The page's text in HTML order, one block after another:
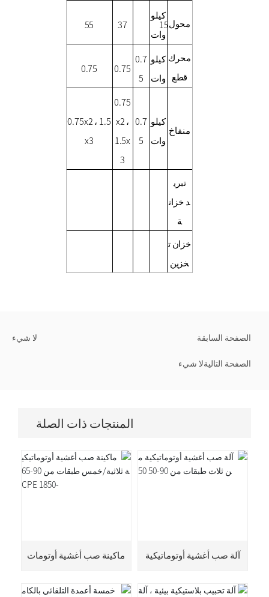
محول
كيلو
وات
15
37
55
محرك
قطع
كيلو
وات
0.7
5
0.75
0.75
منفاخ
كيلو
وات
0.7
5
0.75
x2 ،
1.5x
3
0.75x2 ، 1.5
x3
تبري
د خزان
ة
خزان ت
خزين
الصفحة السابقة لا شيء
الصفحة التاليةلا شيء
المنتجات ذات الصلة
آلة صب أغشية أوتوماتيكية
50
ماكينة صب أغشية أوتومات
ن 90-65-1850 CPE